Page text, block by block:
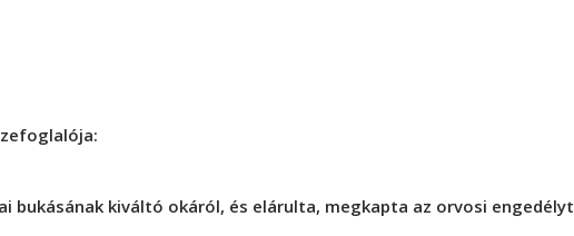
bukásának kiváltó okáról, és elárulta, megkapta az orvosi